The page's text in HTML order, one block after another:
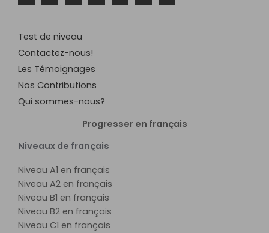
Test de niveau
Contactez-nous!
Les Témoignages
Nos Contributions
Qui sommes-nous?
Progresser en français
Niveaux de français
Niveau A1 en français
Niveau A2 en français
Niveau B1 en français
Niveau B2 en français
Niveau C1 en français